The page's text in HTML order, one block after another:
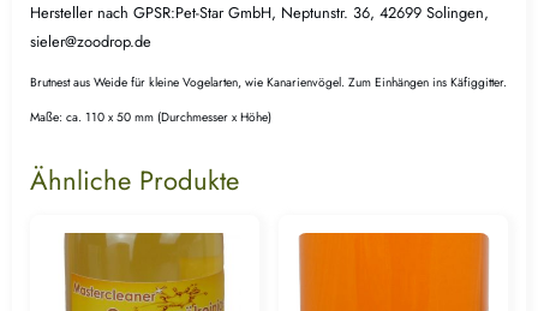
Hersteller nach GPSR:Pet-Star GmbH, Neptunstr. 36, 42699 Solingen,
sieler@zoodrop.de
Brutnest aus Weide für kleine Vogelarten, wie Kanarienvögel. Zum Einhängen ins Käfiggitter.
Maße: ca. 110 x 50 mm (Durchmesser x Höhe)
Ähnliche Produkte